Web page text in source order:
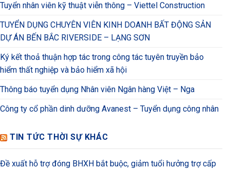
Tuyển nhân viên kỹ thuật viễn thông – Viettel Construction
TUYỂN DỤNG CHUYÊN VIÊN KINH DOANH BẤT ĐỘNG SẢN
DỰ ÁN BẾN BẮC RIVERSIDE – LẠNG SƠN
Ký kết thoả thuận hợp tác trong công tác tuyên truyền bảo
hiểm thất nghiệp và bảo hiểm xã hội
Thông báo tuyển dụng Nhân viên Ngân hàng Việt – Nga
Công ty cổ phần dinh dưỡng Avanest – Tuyển dụng công nhân
TIN TỨC THỜI SỰ KHÁC
Đề xuất hỗ trợ đóng BHXH bắt buộc, giảm tuổi hưởng trợ cấp